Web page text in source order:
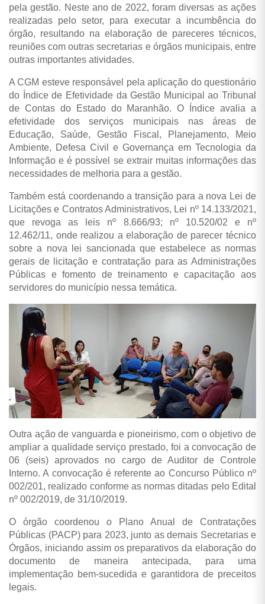
pela gestão. Neste ano de 2022, foram diversas as ações
realizadas pelo setor, para executar a incumbência do
órgão, resultando na elaboração de pareceres técnicos,
reuniões com outras secretarias e órgãos municipais, entre
outras importantes atividades.
A CGM esteve responsável pela aplicação do questionário
do Índice de Efetividade da Gestão Municipal ao Tribunal
de Contas do Estado do Maranhão. O Índice avalia a
efetividade dos serviços municipais nas áreas de
Educação, Saúde, Gestão Fiscal, Planejamento, Meio
Ambiente, Defesa Civil e Governança em Tecnologia da
Informação e é possível se extrair muitas informações das
necessidades de melhoria para a gestão.
Também está coordenando a transição para a nova Lei de
Licitações e Contratos Administrativos, Lei nº 14.133/2021,
que revoga as leis nº 8.666/93; nº 10.520/02 e nº
12.462/11, onde realizou a elaboração de parecer técnico
sobre a nova lei sancionada que estabelece as normas
gerais de licitação e contratação para as Administrações
Públicas e fomento de treinamento e capacitação aos
servidores do município nessa temática.
Outra ação de vanguarda e pioneirismo, com o objetivo de
ampliar a qualidade serviço prestado, foi a convocação de
06 (seis) aprovados no cargo de Auditor de Controle
Interno. A convocação é referente ao Concurso Público nº
002/201, realizado conforme as normas ditadas pelo Edital
nº 002/2019, de 31/10/2019.
O órgão coordenou o Plano Anual de Contratações
Públicas (PACP) para 2023, junto as demais Secretarias e
Órgãos, iniciando assim os preparativos da elaboração do
documento de maneira antecipada, para uma
implementação bem-sucedida e garantidora de preceitos
legais.